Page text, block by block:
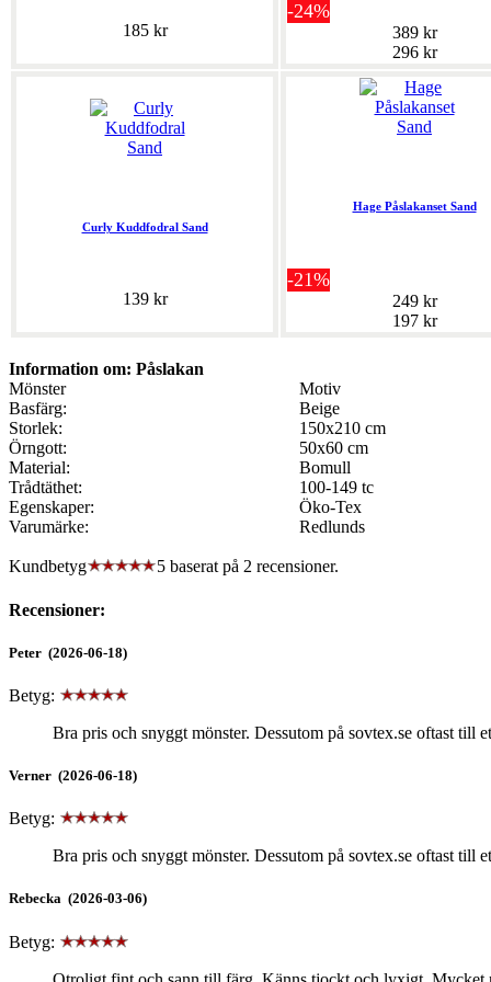
185 kr
-24%
389 kr
296 kr
Curly Kuddfodral Sand
139 kr
Hage Påslakanset Sand
-21%
249 kr
197 kr
Information om: Påslakan
Mönster
Motiv
Basfärg:
Beige
Storlek:
150x210 cm
Örngott:
50x60 cm
Material:
Bomull
Trådtäthet:
100-149 tc
Egenskaper:
Öko-Tex
Varumärke:
Redlunds
Kundbetyg 5 baserat på 2 recensioner.
Recensioner:
Peter (2026-06-18)
Betyg:
Bra pris och snyggt mönster. Dessutom på sovtex.se oftast till
Verner (2026-06-18)
Betyg:
Bra pris och snyggt mönster. Dessutom på sovtex.se oftast till
Rebecka (2026-03-06)
Betyg: